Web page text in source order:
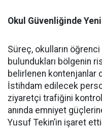
Okul Güvenliğinde
Süreç, okulların öğrenci
bulundukları bölgenin
belirlenen kontenjanlar
İstihdam edilecek
ziyaretçi trafiğini
anında emniyet
Yusuf Tekin’in işaret